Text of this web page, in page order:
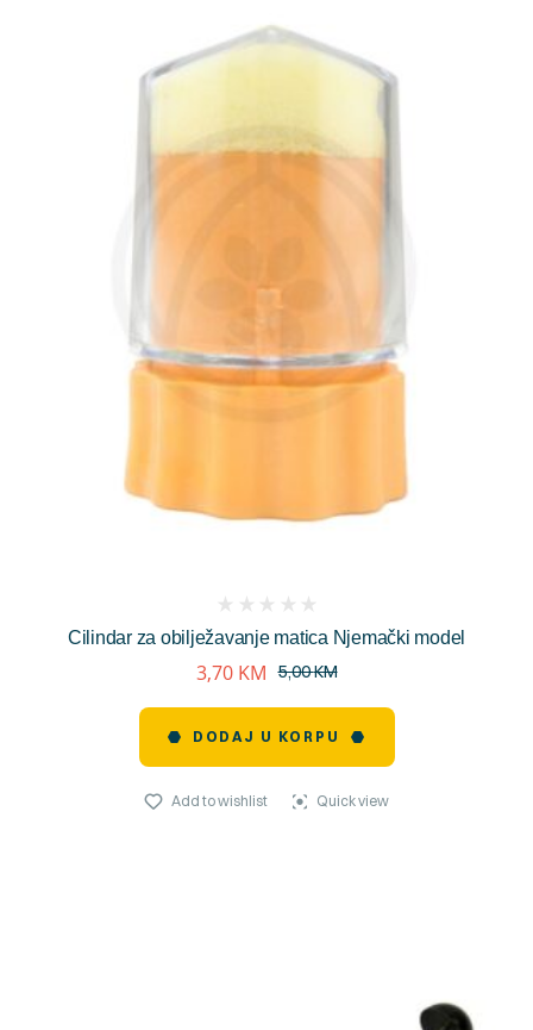
Cilindar za obilježavanje matica Njemački model
reviews)
5,00KM
3,70 KM
DODAJ U KORPU
Add to wishlist Quick view